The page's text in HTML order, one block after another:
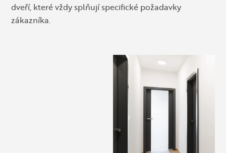
dveří, které vždy splňují specifické požadavky
zákazníka.